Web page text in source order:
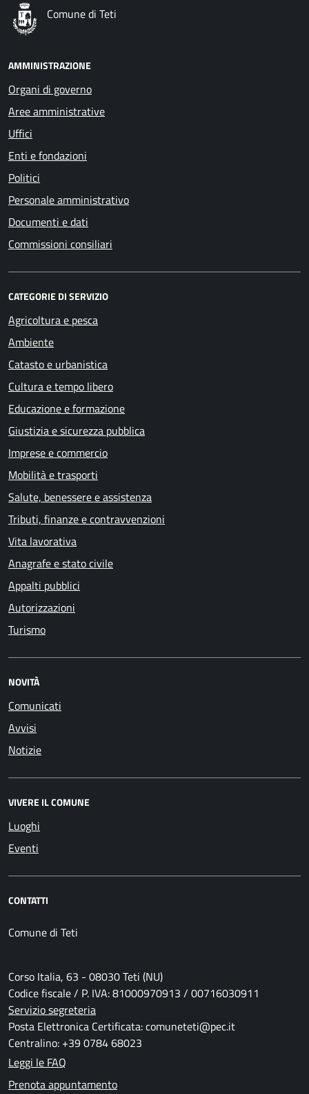
Comune di Teti
AMMINISTRAZIONE
Organi di governo
Aree amministrative
Uffici
Enti e fondazioni
Politici
Personale amministrativo
Documenti e dati
Commissioni consiliari
CATEGORIE DI SERVIZIO
Agricoltura e pesca
Ambiente
Catasto e urbanistica
Cultura e tempo libero
Educazione e formazione
Giustizia e sicurezza pubblica
Imprese e commercio
Mobilità e trasporti
Salute, benessere e assistenza
Tributi, finanze e contravvenzioni
Vita lavorativa
Anagrafe e stato civile
Appalti pubblici
Autorizzazioni
Turismo
NOVITÀ
Comunicati
Avvisi
Notizie
VIVERE IL COMUNE
Luoghi
Eventi
CONTATTI
Comune di Teti
Corso Italia, 63 - 08030 Teti (NU)
Codice fiscale / P. IVA: 81000970913 / 00716030911
Servizio segreteria
Posta Elettronica Certificata: comuneteti@pec.it
Centralino: +39 0784 68023
Leggi le FAQ
Prenota appuntamento